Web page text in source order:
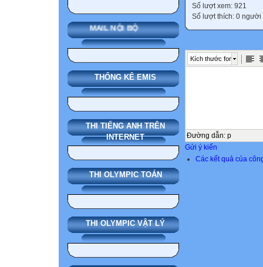
MAIL NỘI BỘ
THỐNG KÊ EMIS
THI TIẾNG ANH TRÊN
INTERNET
THI OLYMPIC TOÁN
THI OLYMPIC VẬT LÝ
Số lượt xem: 921
Số lượt thích: 0 người
Kích thước font
Đường dẫn: p
Gửi ý kiến
Các kết quả của